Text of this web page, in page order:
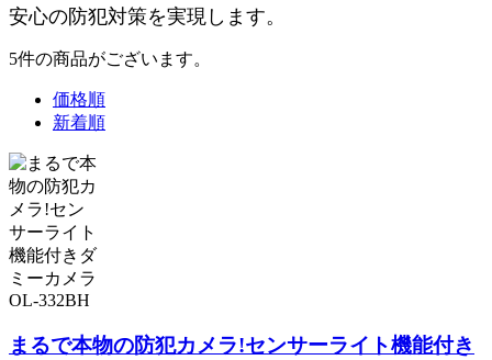
安心の防犯対策を実現します。
5件の商品がございます。
価格順
新着順
まるで本物の防犯カメラ!センサーライト機能付き